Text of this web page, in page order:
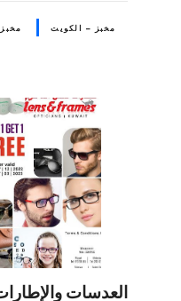
مخبز – الكويت
العدسات